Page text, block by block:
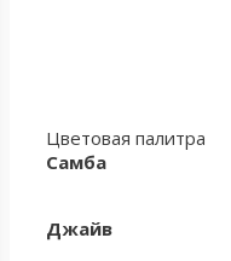
Цветовая палитра
Самба
Джайв